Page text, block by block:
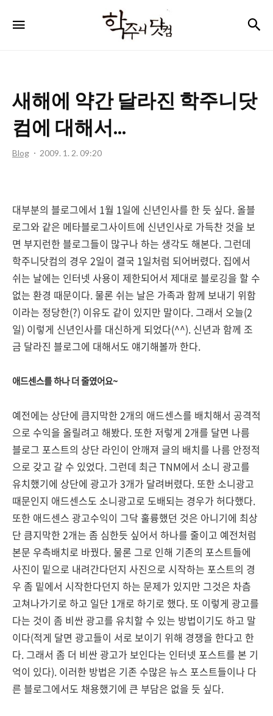
주
컴
새해에 약간 달라진 학주니닷
컴에 대해서...
Blog 2009. 1. 2. 09:20
대부분의 블로그에서 1월 1일에 신년인사를 한 듯 싶다. 올블
로그와 같은 메타블로그사이트에 신년인사로 가득찬 것을 보
면 부지런한 블로그들이 많구나 하는 생각도 해본다. 그런데
학주니닷컴의 경우 2일이 결국 1일처럼 되어버렸다. 집에서
쉬는 날에는 인터넷 사용이 제한되어서 제대로 블로깅을 할 수
없는 환경 때문이다. 물론 쉬는 날은 가족과 함께 보내기 위함
이라는 정당한(?) 이유도 같이 있지만 말이다. 그래서 오늘(2
일) 이렇게 신년인사를 대신하게 되었다(^^). 신년과 함께 조
금 달라진 블로그에 대해서도 얘기해볼까 한다.
애드센스를 하나 더 줄였어요~
예전에는 상단에 큼지막한 2개의 애드센스를 배치해서 공격적
으로 수익을 올릴려고 해봤다. 또한 저렇게 2개를 달면 나름
블로그 포스트의 상단 라인이 안깨져 글의 배치를 나름 안정적
으로 갖고 갈 수 있었다. 그런데 최근 TNM에서 소니 광고를
유치했기에 상단에 광고가 3개가 달려버렸다. 또한 소니광고
때문인지 애드센스도 소니광고로 도배되는 경우가 허다했다.
또한 애드센스 광고수익이 그닥 훌륭했던 것은 아니기에 최상
단 큼지막한 2개는 좀 심한듯 싶어서 하나를 줄이고 예전처럼
본문 우측배치로 바꿨다. 물론 그로 인해 기존의 포스트들에
사진이 밑으로 내려간다던지 사진으로 시작하는 포스트의 경
우 좀 밑에서 시작한다던지 하는 문제가 있지만 그것은 차츰
고쳐나가기로 하고 일단 1개로 하기로 했다. 또 이렇게 광고를
다는 것이 좀 비싼 광고를 유치할 수 있는 방법이기도 하고 말
이다(적게 달면 광고들이 서로 보이기 위해 경쟁을 한다고 한
다. 그래서 좀 더 비싼 광고가 보인다는 인터넷 포스트를 본 기
억이 있다). 이러한 방법은 기존 수많은 뉴스 포스트들이나 다
른 블로그에서도 채용했기에 큰 부담은 없을 듯 싶다.